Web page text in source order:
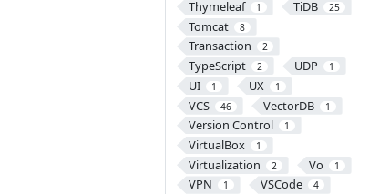
Thymeleaf 1 TiDB 25
Tomcat 8
Transaction 2
TypeScript 2 UDP 1
UI 1 UX 1
VCS 46 VectorDB 1
Version Control 1
VirtualBox 1
Virtualization 2 Vo 1
VPN 1 VSCode 4